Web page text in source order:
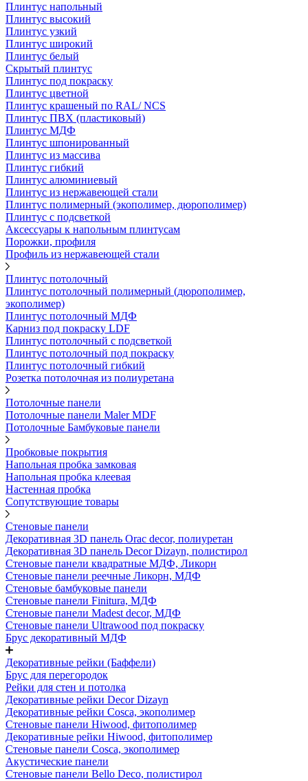
Плинтус напольный
Плинтус высокий
Плинтус узкий
Плинтус широкий
Плинтус белый
Скрытый плинтус
Плинтус под покраску
Плинтус цветной
Плинтус крашеный по RAL/ NCS
Плинтус ПВХ (пластиковый)
Плинтус МДФ
Плинтус шпонированный
Плинтус из массива
Плинтус гибкий
Плинтус алюминиевый
Плинтус из нержавеющей стали
Плинтус полимерный (экополимер, дюрополимер)
Плинтус с подсветкой
Аксессуары к напольным плинтусам
Порожки, профиля
Профиль из нержавеющей стали
Плинтус потолочный
Плинтус потолочный полимерный (дюрополимер,
экополимер)
Плинтус потолочный МДФ
Карниз под покраску LDF
Плинтус потолочный с подсветкой
Плинтус потолочный под покраску
Плинтус потолочный гибкий
Розетка потолочная из полиуретана
Потолочные панели
Потолочные панели Maler MDF
Потолочные Бамбуковые панели
Пробковые покрытия
Напольная пробка замковая
Напольная пробка клеевая
Настенная пробка
Сопутствующие товары
Стеновые панели
Декоративная 3D панель Orac decor, полиуретан
Декоративная 3D панель Decor Dizayn, полистирол
Стеновые панели квадратные МДФ, Ликорн
Стеновые панели реечные Ликорн, МДФ
Стеновые бамбуковые панели
Стеновые панели Finitura, МДФ
Стеновые панели Madest decor, МДФ
Стеновые панели Ultrawood под покраску
Брус декоративный МДФ
Декоративные рейки (Баффели)
Брус для перегородок
Рейки для стен и потолка
Декоративные рейки Decor Dizayn
Декоративные рейки Cosca, экополимер
Стеновые панели Hiwood, фитополимер
Декоративные рейки Hiwood, фитополимер
Стеновые панели Cosca, экополимер
Акустические панели
Стеновые панели Bello Deco, полистирол